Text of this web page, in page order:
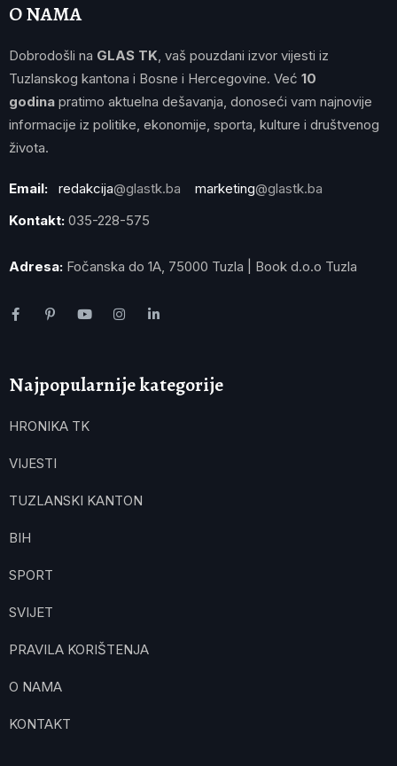
O NAMA
Dobrodošli na GLAS TK, vaš pouzdani izvor vijesti iz
Tuzlanskog kantona i Bosne i Hercegovine. Već 10
godina pratimo aktuelna dešavanja, donoseći vam najnovije
informacije iz politike, ekonomije, sporta, kulture i društvenog
života.
Email: redakcija@glastk.ba marketing@glastk.ba
Kontakt: 035-228-575
Adresa: Fočanska do 1A, 75000 Tuzla | Book d.o.o Tuzla
Najpopularnije kategorije
HRONIKA TK
VIJESTI
TUZLANSKI KANTON
BIH
SPORT
SVIJET
PRAVILA KORIŠTENJA
O NAMA
KONTAKT